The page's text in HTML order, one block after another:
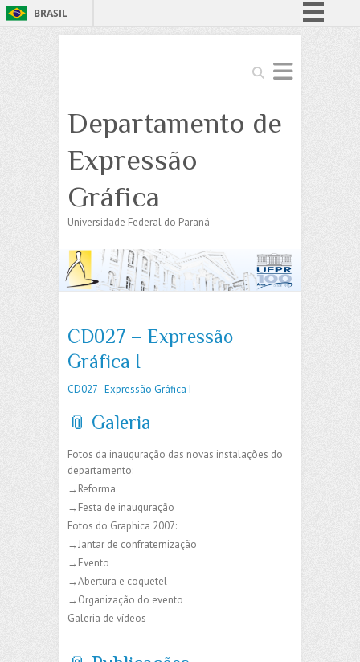
BRASIL
Simplifique!
Comunica BR
Acesso à informação
Search
Departamento de
Expressão
Gráfica
Universidade Federal do Paraná
CD027 – Expressão
Gráfica I
CD027 - Expressão Gráfica I
📎 Galeria
Fotos da inauguração das novas instalações do
departamento:
→Reforma
→Festa de inauguração
Fotos do Graphica 2007:
→Jantar de confraternização
→Evento
→Abertura e coquetel
→Organização do evento
Galeria de vídeos